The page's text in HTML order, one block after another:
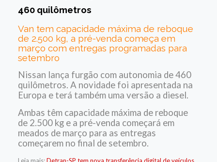
460 quilômetros
Van tem capacidade máxima de reboque
de 2.500 kg, a pré-venda começa em
março com entregas programadas para
setembro
Nissan lança furgão com autonomia de 460
quilômetros. A novidade foi apresentada na
Europa e terá também uma versão a diesel.
Ambas têm capacidade máxima de reboque
de 2.500 kg e a pré-venda começará em
meados de março para as entregas
começarem no final de setembro.